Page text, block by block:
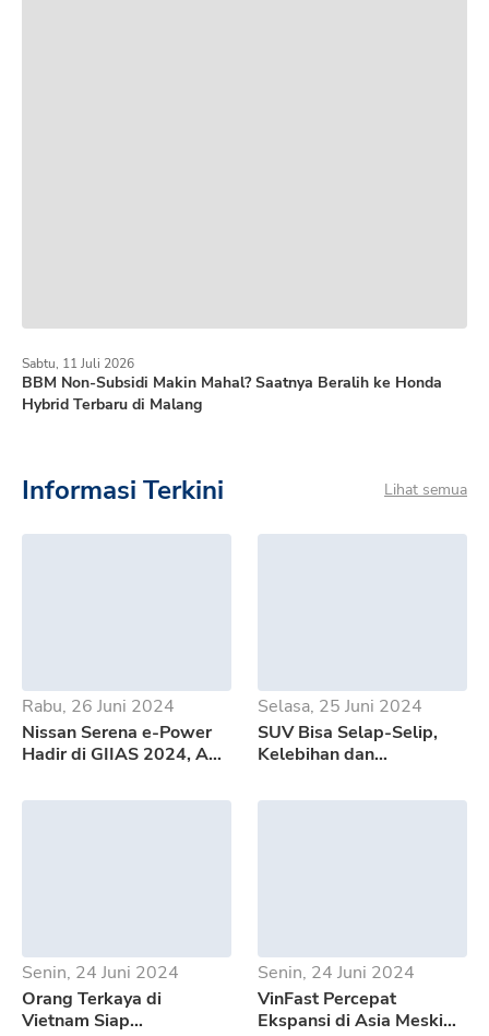
BBM Non-Subsidi Makin Mahal? Saatnya Beralih ke Honda
Hybrid Terbaru di Malang
Sabtu, 11 Juli 2026
Informasi Terkini Lihat semua
Rabu, 26 Juni 2024
Nissan Serena e-Power
Hadir di GIIAS 2024, Apa
Selasa, 25 Juni 2024
SUV Bisa Selap-Selip,
Kelebihan dan
500
Senin, 24 Juni 2024
Orang Terkaya di
Vietnam Siap
Senin, 24 Juni 2024
VinFast Percepat
Ekspansi di Asia Meski